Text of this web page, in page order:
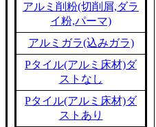
アルミ削粉(切削屑,ダラ
イ粉,パーマ)
アルミガラ(込みガラ)
Pタイル(アルミ床材)ダ
ストなし
Pタイル(アルミ床材)ダ
ストあり